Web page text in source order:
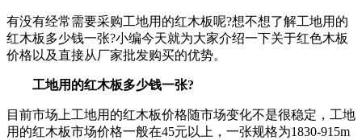
有没有经常需要采购工地用的红木板呢?想不想了解工地用的
红木板多少钱一张?小编今天就为大家介绍一下关于红色木板
价格以及直接从厂家批发购买的优势。
工地用的红木板多少钱一张?
目前市场上工地用的红木板价格随市场变化不是很稳定，工地
用的红木板市场价格一般在45元以上，一张规格为1830-915m